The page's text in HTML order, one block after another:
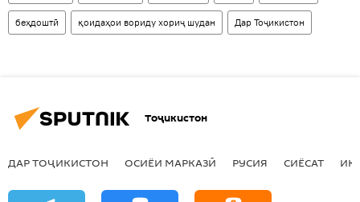
беҳдоштӣ қоидаҳои вориду хориҷ шудан Дар Тоҷикистон
Тоҷикистон
ДАР ТОҶИКИСТОН ОСИЁИ МАРКАЗӢ РУСИЯ СИЁСАТ